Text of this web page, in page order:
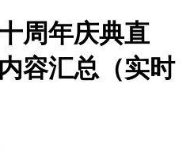
周年庆典直
容汇总（实时